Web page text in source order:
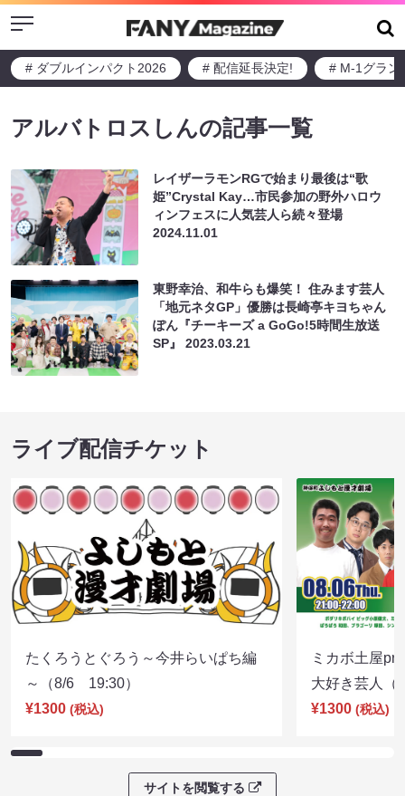
Menu
# ダブルインパクト2026 # 配信延長決定! # M-1グラン
アルバトロスしんの記事一覧
レイザーラモンRGで始まり最後は“歌
姫”Crystal Kay…市民参加の野外ハロウ
ィンフェスに人気芸人ら続々登場
2024.11.01
東野幸治、和牛らも爆笑！ 住みます芸人
「地元ネタGP」優勝は長崎亭キヨちゃん
ぽん『チーキーズ a GoGo!5時間生放送
SP』2023.03.21
ライブ配信チケット
たくろうとぐろう～今井らいぱち編
～（8/6 19:30）
¥1300 (税込)
ミカボ土屋
大好き芸人
¥1300 (税込)
サイトを閲覧する